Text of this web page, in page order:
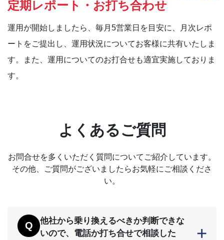
定期レポート・お打ち合わせ
運用が開始しましたら、毎月5営業日を目安に、月次レポ
ートをご提出し、運用状況についてお客様に共有いたしま
す。また、運用についてのお打合せも適宜実施しておりま
す。
よくあるご質問
お問合せを多くいただく質問についてご紹介しています。
その他、ご質問がございましたらお気軽にご相談くださ
い。
他社から乗り換えるべきか判断できな
いので、電話か打ち合せで相談した